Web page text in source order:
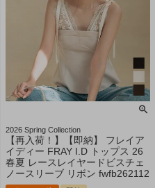
2026 Spring Collection
【再入荷！】【即納】 フレイア
イディー FRAY I.D トップス 26
春夏 レースレイヤードビスチェ
ノースリーブ リボン fwfb262112